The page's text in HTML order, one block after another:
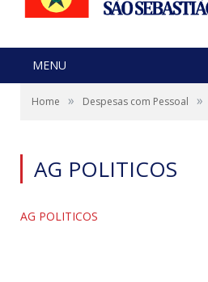
MENU
Home » Despesas com Pessoal »
AG POLITICOS
AG POLITICOS